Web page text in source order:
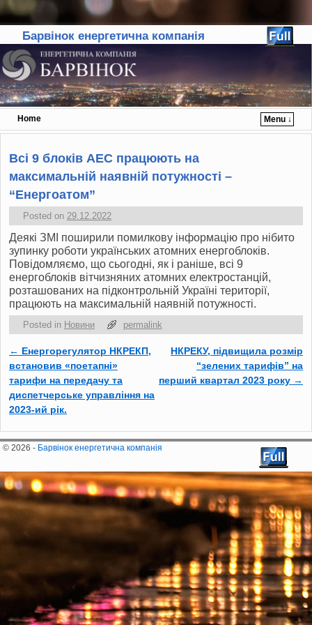
Барвінок енергетична компанія
Home
Menu ↓
Skip to primary content
Skip to secondary content
Всі 9 блоків АЕС працюють на
максимальній наявній потужності –
“Енергоатом”
Posted on 29.12.2022
Деякі ЗМІ поширили помилкову інформацію про нібито
зупинку роботи українських атомних енергоблоків.
Повідомляємо, що сьогодні, як і раніше, всі 9
енергоблоків вітчизняних атомних електростанцій,
розташованих на підконтрольній Україні території,
працюють на максимальній наявній потужності.
Posted in Новини permalink
Post navigation
← Енергорегулятор НКРЕКП,
встановив «поетапні»
тарифи на передачу та
диспетчерське управління на
2023-ий рік.
НКРЕКУ, підвищила розмір
“зелених тарифів” на
перший квартал 2023 року →
© 2026 - Барвінок енергетична компанія